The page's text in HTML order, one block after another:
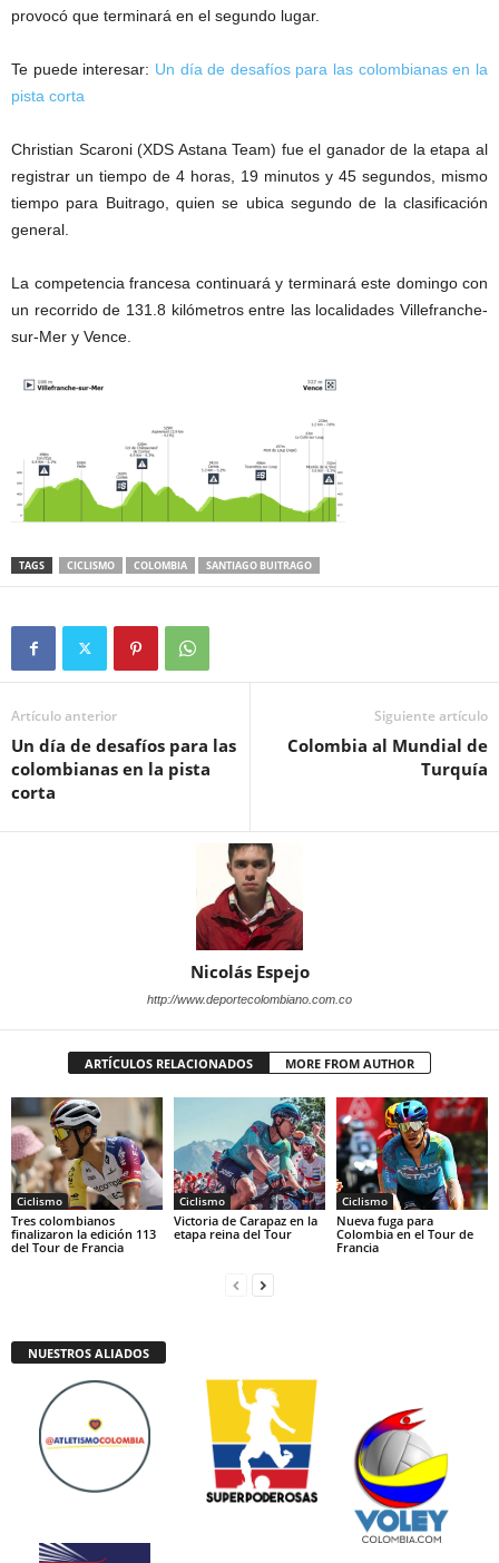
provocó que terminará en el segundo lugar.
Te puede interesar: Un día de desafíos para las colombianas en la
pista corta
Christian Scaroni (XDS Astana Team) fue el ganador de la etapa al
registrar un tiempo de 4 horas, 19 minutos y 45 segundos, mismo
tiempo para Buitrago, quien se ubica segundo de la clasificación
general.
La competencia francesa continuará y terminará este domingo con
un recorrido de 131.8 kilómetros entre las localidades Villefranche-
sur-Mer y Vence.
TAGS CICLISMO COLOMBIA SANTIAGO BUITRAGO
Artículo anterior
Un día de desafíos para las
colombianas en la pista
corta
Siguiente artículo
Colombia al Mundial de
Turquía
Nicolás Espejo
http://www.deportecolombiano.com.co
ARTÍCULOS RELACIONADOS MORE FROM AUTHOR
Ciclismo
Tres colombianos
finalizaron la edición 113
del Tour de Francia
Ciclismo
Victoria de Carapaz en la
etapa reina del Tour
Ciclismo
Nueva fuga para
Colombia en el Tour de
Francia
NUESTROS ALIADOS